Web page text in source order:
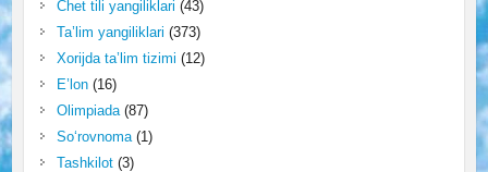
Chet tili yangiliklari (43)
Ta’lim yangiliklari (373)
Xorijda ta’lim tizimi (12)
E’lon(16)
Olimpiada(87)
So‘rovnoma(1)
Tashkilot(3)